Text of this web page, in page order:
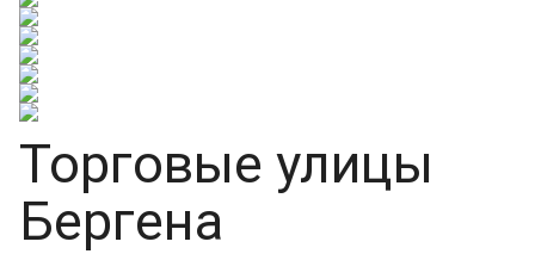
Торговые улицы
Бергена